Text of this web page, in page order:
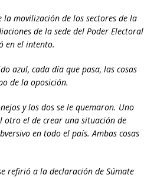
la movilización de los sectores de la
de la sede del Poder Electoral
en el intento.
azul, cada día que pasa, las cosas
de la oposición.
y los dos se le quemaron. Uno
otro el de crear una situación de
en todo el país. Ambas cosas
refirió a la declaración de Súmate